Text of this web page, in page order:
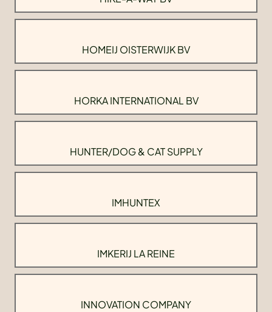
HOMEIJ OISTERWIJK BV
HORKA INTERNATIONAL BV
HUNTER/DOG & CAT SUPPLY
IMHUNTEX
IMKERIJ LA REINE
INNOVATION COMPANY